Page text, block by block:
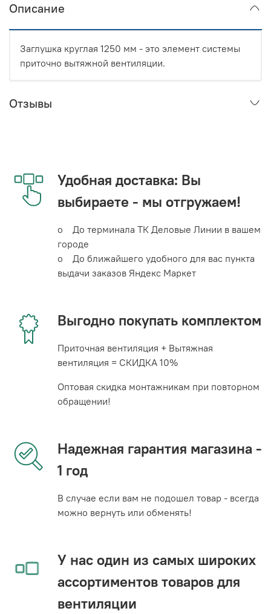
Описание
Заглушка круглая 1250 мм - это элемент системы
приточно вытяжной вентиляции.
Отзывы
Удобная доставка: Вы
выбираете - мы отгружаем!
o До терминала ТК Деловые Линии в вашем
городе
o До ближайшего удобного для вас пункта
выдачи заказов Яндекс Маркет
Выгодно покупать комплектом
Приточная вентиляция + Вытяжная
вентиляция = СКИДКА 10%
Оптовая скидка монтажникам при повторном
обращении!
Надежная гарантия магазина -
1 год
В случае если вам не подошел товар - всегда
можно вернуть или обменять!
У нас один из самых широких
ассортиментов товаров для
вентиляции